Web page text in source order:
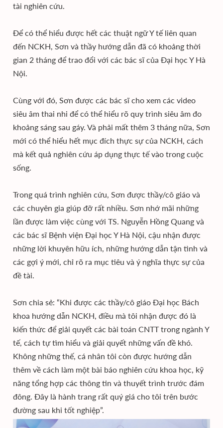
tài nghiên cứu.
Để có thể hiểu được hết các thuật ngữ Y tế liên quan
đến NCKH, Sơn và thầy hướng dẫn đã có khoảng thời
gian 2 tháng để trao đổi với các bác sĩ của Đại học Y Hà
Nội.
Cùng với đó, Sơn được các bác sĩ cho xem các video
siêu âm thai nhi để có thể hiểu rõ quy trình siêu âm đo
khoảng sáng sau gáy. Và phải mất thêm 3 tháng nữa, Sơn
mới có thể hiểu hết mục đích thực sự của NCKH, cách
mà kết quả nghiên cứu áp dụng thực tế vào trong cuộc
sống.
Trong quá trình nghiên cứu, Sơn được thầy/cô giáo và
các chuyên gia giúp đỡ rất nhiều. Sơn nhớ mãi những
lần được làm việc cùng với TS. Nguyễn Hồng Quang và
các bác sĩ Bệnh viện Đại học Y Hà Nội, cậu nhận được
những lời khuyên hữu ích, những hướng dẫn tận tình và
các gợi ý mới, chỉ rõ ra mục tiêu và ý nghĩa thực sự của
đề tài.
Sơn chia sẻ: “Khi được các thầy/cô giáo Đại học Bách
khoa hướng dẫn NCKH, điều mà tôi nhận được đó là
kiến thức để giải quyết các bài toán CNTT trong ngành Y
tế, cách tự tìm hiểu và giải quyết những vấn đề khó.
Không những thế, cá nhân tôi còn được hướng dẫn
thêm về cách làm một bài báo nghiên cứu khoa học, kỹ
năng tổng hợp các thông tin và thuyết trình trước đám
đông. Đây là hành trang rất quý giá cho tôi trên bước
đường sau khi tốt nghiệp”.